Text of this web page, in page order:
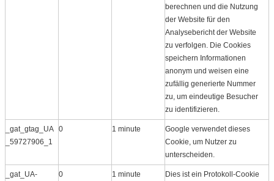
berechnen und die Nutzung
der Website für den
Analysebericht der Website
zu verfolgen. Die Cookies
speichern Informationen
anonym und weisen eine
zufällig generierte Nummer
zu, um eindeutige Besucher
zu identifizieren.
_gat_gtag_UA
_59727906_1
0 1 minute
Google verwendet dieses
Cookie, um Nutzer zu
unterscheiden.
_gat_UA-
0 1 minute
Dies ist ein Protokoll​-Cookie